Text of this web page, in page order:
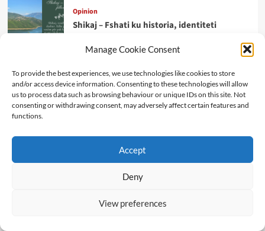
Manage Cookie Consent
To provide the best experiences, we use technologies like cookies to store
and/or access device information. Consenting to these technologies will allow
us to process data such as browsing behaviour or unique IDs on this site. Not
consenting or withdrawing consent, may adversely affect certain features and
functions.
Accept
Deny
View preferences
Opinion
Shikaj – Fshati ku historia, identiteti
Editorial
Republika mbi interesat politike:
sovraniteti i qytetarëve,
kushtetutshmëria dhe përgjegjësia
MODELET AUTORITARE S’JETOJNË
DOT PA KONFLIKTE
Art Kulture